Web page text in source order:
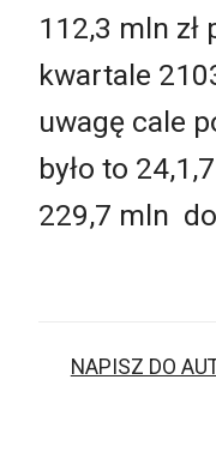
112,3 mln
kwartale
uwagę cale
było to
229,7 mln
NAPISZ DO